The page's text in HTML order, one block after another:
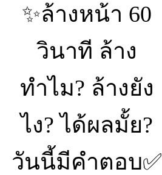
✨ล้างหน้า 60
วินาที ล้าง
ทำไม? ล้างยัง
ไง? ได้ผลมั้ย?
วันนี้มีคำตอบ✅